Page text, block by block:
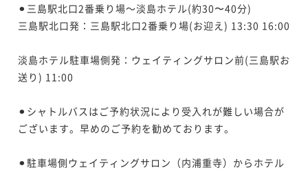
⚫︎三島駅北口2番乗り場～淡島ホテル(約30〜40分)
三島駅北口発：三島駅北口2番乗り場(お迎え) 13:30 16:00
淡島ホテル駐車場側発：ウェイティングサロン前(三島駅お
送り) 11:00
⚫︎シャトルバスはご予約状況により受入れが難しい場合が
ございます。早めのご予約を勧めております。
⚫︎駐車場側ウェイティングサロン（内浦重寺）からホテル